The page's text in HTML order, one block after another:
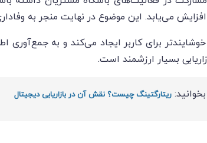
می‌یابد. این موضوع در نهایت منجر به
برای کاربر ایجاد می‌کند و به
بسیار ارزشمند است.
ریتارگتینگ چیست؟ نقش آن در بازاریابی دیجیتال